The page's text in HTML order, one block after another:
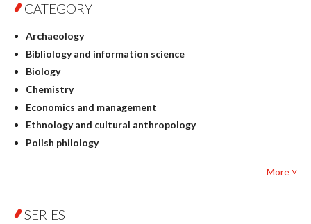
CATEGORY
Archaeology
Bibliology and information science
Biology
Chemistry
Economics and management
Ethnology and cultural anthropology
Polish philology
Geography
More ˅
SERIES